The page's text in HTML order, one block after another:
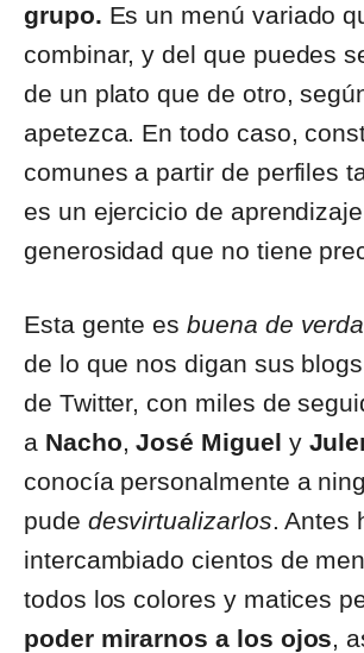
grupo. Es un menú variado
combinar, y del que puedes
de un plato que de otro,
apetezca. En todo caso,
comunes a partir de perfiles
es un ejercicio de
generosidad que no tiene
Esta gente esbuena de
de lo que nos digan sus
de Twitter, con miles de
a Nacho,José Miguel y
conocía personalmente a
pude desvirtualizarlos. Antes
intercambiado cientos de
todos los colores y matices
poder mirarnos a los ojos,